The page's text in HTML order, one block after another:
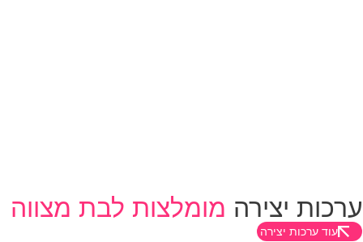
יצירה מומלצות לבת מצווה
עוד ערכות יצירה